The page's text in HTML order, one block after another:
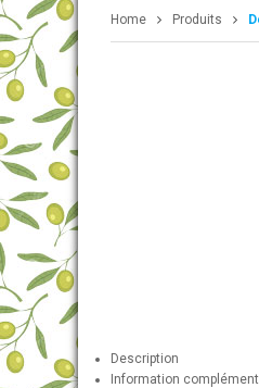
Home Produits
Description
Information